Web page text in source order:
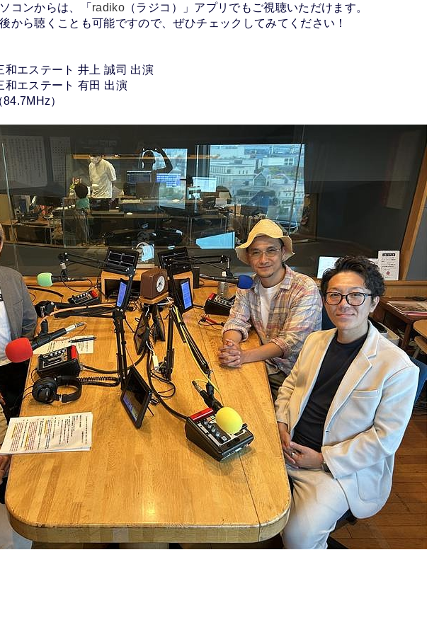
コンからは、「 radiko （ラジコ）」アプリでもご視聴いただけます。
から聴くことも可能ですので、ぜひチェックしてみてください！
エステート 井上 誠司 出演
エステート 有田 出演
）